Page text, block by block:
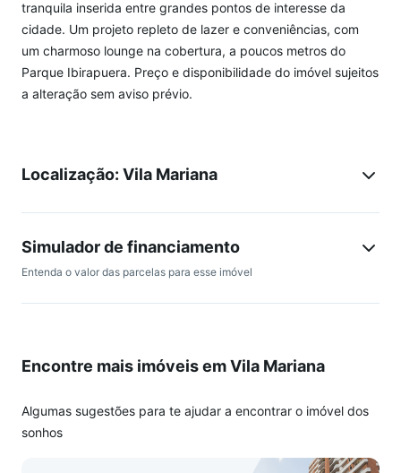
tranquila inserida entre grandes pontos de interesse da
cidade. Um projeto repleto de lazer e conveniências, com
um charmoso lounge na cobertura, a poucos metros do
Parque Ibirapuera. Preço e disponibilidade do imóvel sujeitos
a alteração sem aviso prévio.
Localização: Vila Mariana
Simulador de financiamento
Entenda o valor das parcelas para esse imóvel
Encontre mais imóveis em Vila Mariana
Algumas sugestões para te ajudar a encontrar o imóvel dos
sonhos